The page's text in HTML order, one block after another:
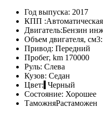
Год выпуска: 2017
КПП :Автоматическая
Двигатель:Бензин
Объем двигателя, см3:
Привод: Передний
Пробег, km 170000
Руль: Слева
Кузов: Седан
Цвет: Черный
Состояние: Хорошее
ТаможняРастаможен